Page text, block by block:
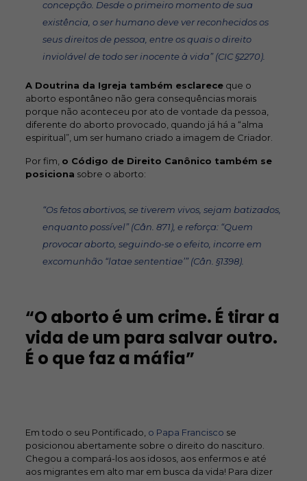
concepção. Desde o primeiro momento de sua
existência, o ser humano deve ver reconhecidos os
seus direitos de pessoa, entre os quais o direito
inviolável de todo ser inocente à vida”(CIC §2270).
A Doutrina da Igreja também esclareceque o
aborto espontâneo não gera consequências morais
porque não aconteceu por ato de vontade da pessoa,
diferente do aborto provocado, quando já há a “alma
espiritual”, um ser humano criado a imagem de Criador.
Por fim, o Código de Direito Canônico também se
posiciona sobre o aborto:
“Os fetos abortivos, se tiverem vivos, sejam batizados,
enquanto possível”(Cân. 871), e reforça: “Quem
provocar aborto, seguindo-se o efeito, incorre em
excomunhão “latae sententiae’”(Cân. §1398).
“O aborto é um crime. É tirar a
vida de um para salvar outro.
É o que faz a máfia”
Em todo o seu Pontificado, o Papa Francisco se
posicionou abertamente sobre o direito do nascituro.
Chegou a compará-los aos idosos, aos enfermos e até
aos migrantes em alto mar em busca da vida! Para dizer